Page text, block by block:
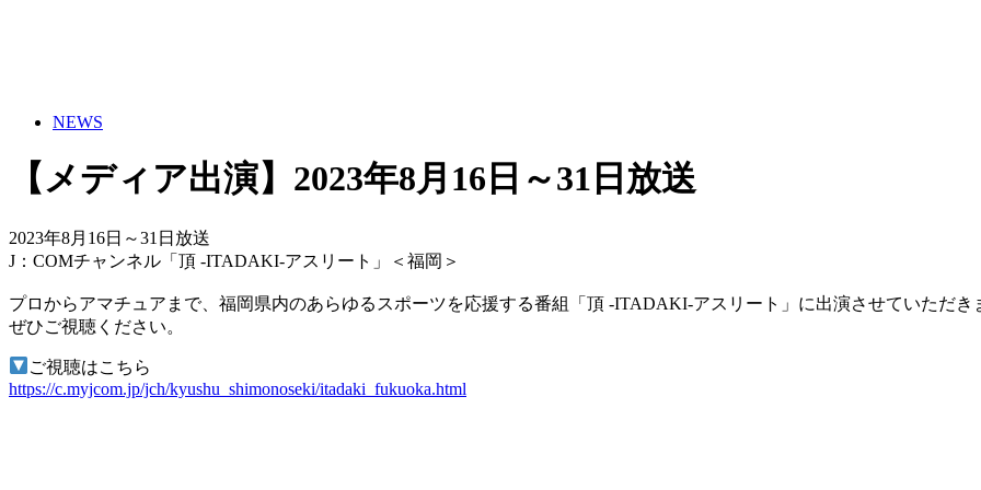
NEWS
【メディア出演】2023年8月16日～31日放送
2023年8月16日～31日放送
J：COMチャンネル「頂 -ITADAKI-アスリート」＜福岡＞
プロからアマチュアまで、福岡県内のあらゆるスポーツを応援する番組「頂 -ITADAKI-アスリート」に出演させていただき
ぜひご視聴ください。
ご視聴はこちら
https://c.myjcom.jp/jch/kyushu_shimonoseki/itadaki_fukuoka.html